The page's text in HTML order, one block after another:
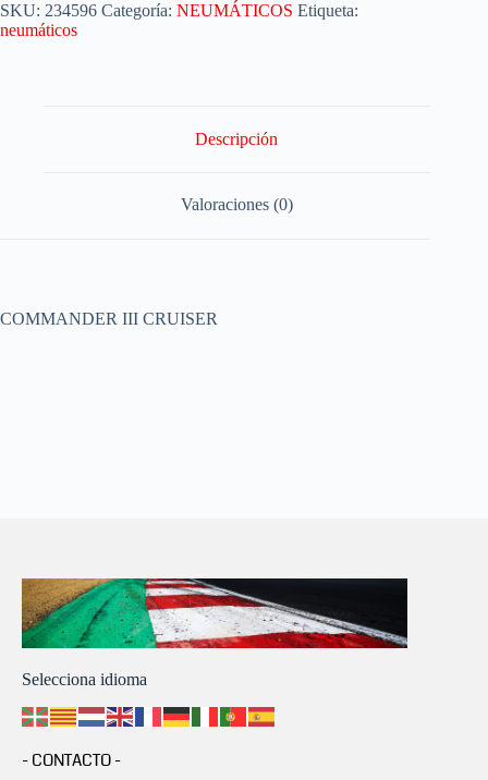
SKU: 234596 Categoría: NEUMÁTICOS Etiqueta:
neumáticos
Descripción
Valoraciones (0)
COMMANDER III CRUISER
Selecciona idioma
- CONTACTO -